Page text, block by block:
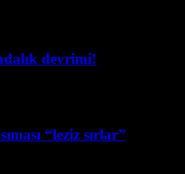
devrimi!
“leziz sırlar”